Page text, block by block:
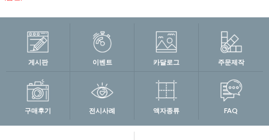
게시판 이벤트 카달로그 주문제작
구매후기 전시사례 액자종류 FAQ